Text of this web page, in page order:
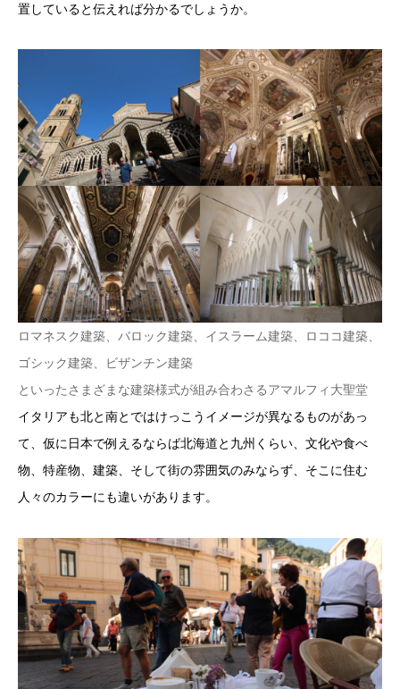
置していると伝えれば分かるでしょうか。
ロマネスク建築、バロック建築、イスラーム建築、ロココ建築、
ゴシック建築、ビザンチン建築
といったさまざまな建築様式が組み合わさるアマルフィ大聖堂
イタリアも北と南とではけっこうイメージが異なるものがあっ
て、仮に日本で例えるならば北海道と九州くらい、文化や食べ
物、特産物、建築、そして街の雰囲気のみならず、そこに住む
人々のカラーにも違いがあります。